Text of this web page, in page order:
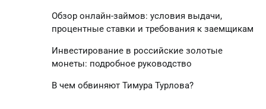
Обзор онлайн-займов: условия выдачи,
процентные ставки и требования к заемщикам
Инвестирование в российские золотые
монеты: подробное руководство
В чем обвиняют Тимура Турлова?